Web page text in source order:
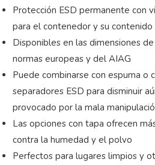
Protección ESD permanente con
para el contenedor y su contenido
Disponibles en las dimensiones
normas europeas y del AIAG
Puede combinarse con espuma o
separadores ESD para disminuir
provocado por la mala
Las opciones con tapa ofrecen
contra la humedad y el polvo
Perfectos para lugares limpios y